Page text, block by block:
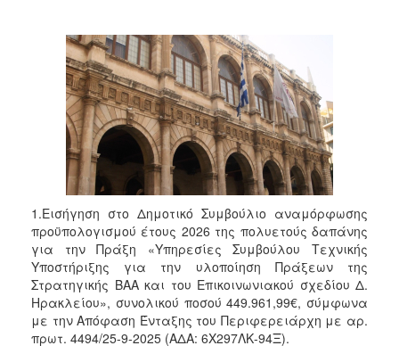
1.Εισήγηση στο Δημοτικό Συμβούλιο αναμόρφωσης
προϋπολογισμού έτους 2026 της πολυετούς δαπάνης
για την Πράξη «Υπηρεσίες Συμβούλου Τεχνικής
Υποστήριξης για την υλοποίηση Πράξεων της
Στρατηγικής ΒΑΑ και του Επικοινωνιακού σχεδίου Δ.
Ηρακλείου», συνολικού ποσού 449.961,99€, σύμφωνα
με την Απόφαση Ένταξης του Περιφερειάρχη με αρ.
πρωτ. 4494/25-9-2025 (ΑΔΑ: 6Χ297ΛΚ-94Ξ).